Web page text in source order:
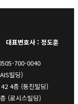
대표변호사 : 정도훈
700-0040
빌딩)
4층 (동진빌딩)
(로시스빌딩)